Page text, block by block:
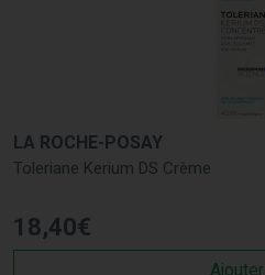
LA ROCHE-POSAY
Toleriane Kerium DS Crème
18,40€
Ajouter